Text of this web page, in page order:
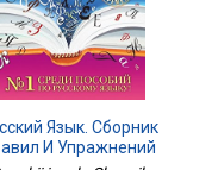
Язык. Сборник
И Упражнений